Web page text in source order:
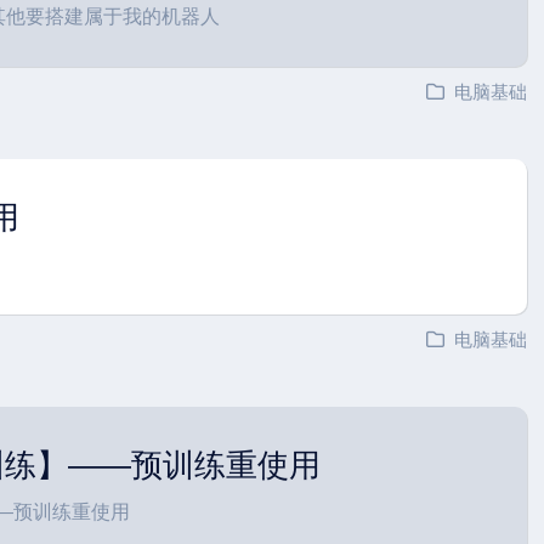
要搭建属于我的机器人
电脑基础
电脑基础
练】——预训练重使用
训练重使用